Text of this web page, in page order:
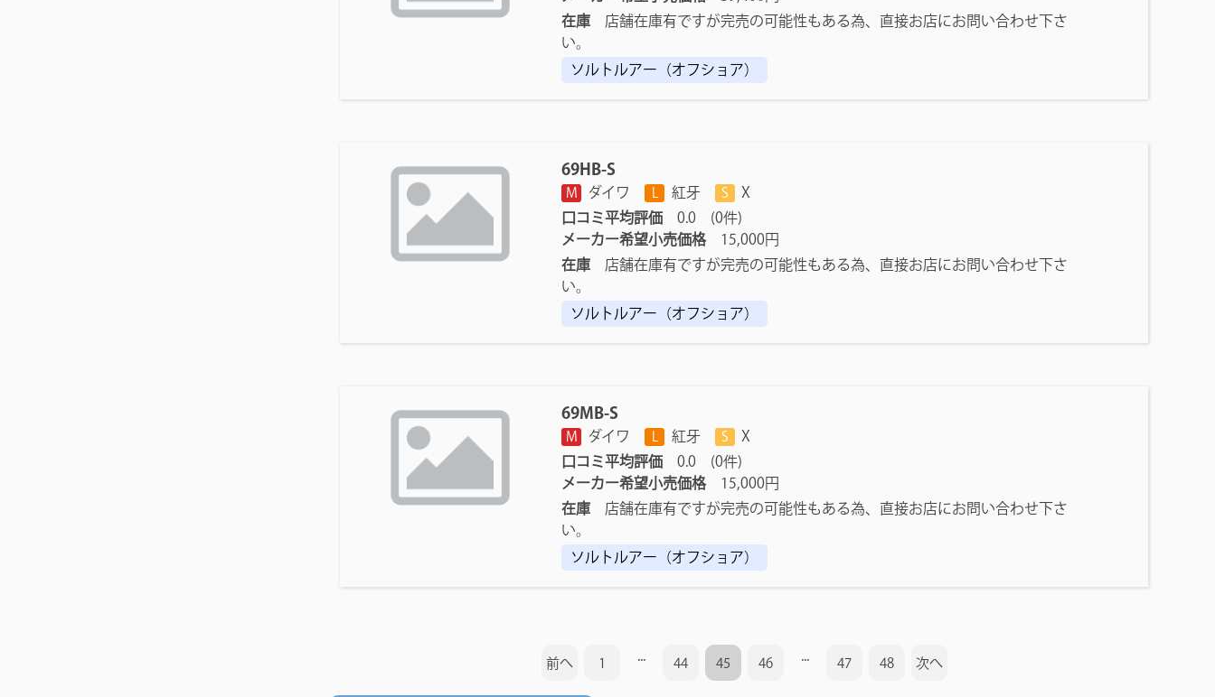
在庫 店舗在庫有ですが完売の可能性もある為、直接お店にお問い合わせ下さ
い。
ソルトルアー（オフショア）
69HB-S
M ダイワ 紅牙 S
X
口コミ平均評価 0.0 (0件)
メーカー希望小売価格15,000円
在庫 店舗在庫有ですが完売の可能性もある為、直接お店にお問い合わせ下さ
い。
ソルトルアー（オフショア）
69MB-S
M ダイワ 紅牙 S
X
口コミ平均評価 0.0 (0件)
メーカー希望小売価格15,000円
在庫 店舗在庫有ですが完売の可能性もある為、直接お店にお問い合わせ下さ
い。
ソルトルアー（オフショア）
前へ 1 44 45 46 47 48 次へ